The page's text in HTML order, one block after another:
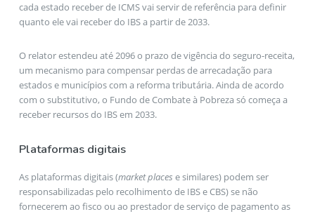
cada estado receber de ICMS vai servir de referência para definir
quanto ele vai receber do IBS a partir de 2033.
O relator estendeu até 2096 o prazo de vigência do seguro-receita,
um mecanismo para compensar perdas de arrecadação para
estados e municípios com a reforma tributária. Ainda de acordo
com o substitutivo, o Fundo de Combate à Pobreza só começa a
receber recursos do IBS em 2033.
Plataformas digitais
As plataformas digitais (market places e similares) podem ser
responsabilizadas pelo recolhimento de IBS e CBS) se não
fornecerem ao fisco ou ao prestador de serviço de pagamento as